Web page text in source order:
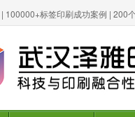
100000+标签印刷成功案例 | 200